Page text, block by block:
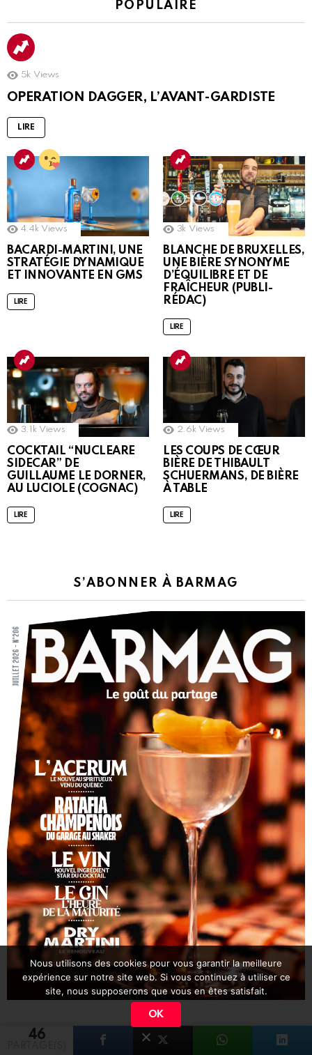
46
POPULAIRE
5k Views
OPERATION DAGGER, L’AVANT-GARDISTE
LIRE
4.4k Views
BACARDI-MARTINI, UNE
STRATÉGIE DYNAMIQUE
ET INNOVANTE EN GMS
LIRE
3k Views
BLANCHE DE BRUXELLES,
UNE BIÈRE SYNONYME
D’ÉQUILIBRE ET DE
FRAÎCHEUR (PUBLI-
RÉDAC)
LIRE
3.1k Views
COCKTAIL “NUCLEARE
SIDECAR” DE
GUILLAUME LE DORNER,
AU LUCIOLE (COGNAC)
LIRE
2.6k Views
LES COUPS DE CŒUR
BIÈRE DE THIBAULT
SCHUERMANS, DE BIÈRE
À TABLE
LIRE
S’ABONNER À BARMAG
Nous utilisons des cookies pour vous garantir la meilleure
expérience sur notre site web. Si vous continuez à utiliser ce
site, nous supposerons que vous en êtes satisfait.
OK